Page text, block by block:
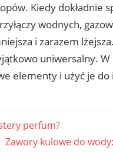
Kiedy dokładnie
wodnych,
i zarazem
uniwersalny.
elementy i użyć je do
perfum?
Next
Zawory kulowe do